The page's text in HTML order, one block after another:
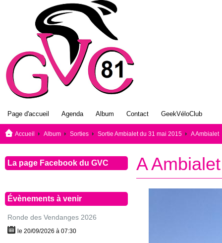
Page d'accueil Agenda Album Contact GeekVéloClub
Accueil Album Sorties Sortie Ambialet du 31 mai 2015 A Ambialet
A Ambialet
La page Facebook du GVC
Évènements à venir
Ronde des Vendanges 2026
le 20/09/2026 à 07:30